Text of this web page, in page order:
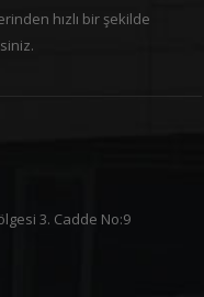
hızlı bir şekilde
3. Cadde No:9